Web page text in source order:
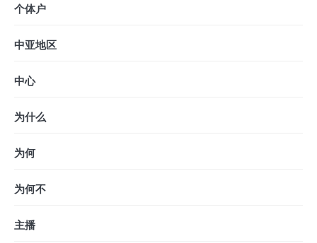
个体户
中亚地区
中心
为什么
为何
为何不
主播